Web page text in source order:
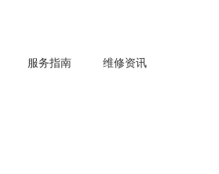
服务指南 维修资讯